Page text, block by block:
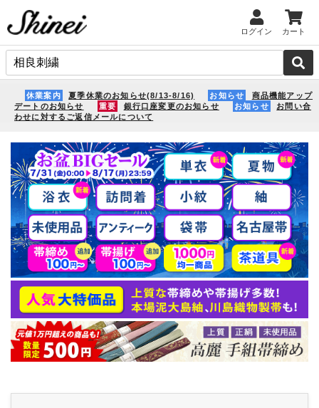
ログイン カート
休業案内 夏季休業のお知らせ(8/13-8/16) お知らせ
商品機能アップ
デートのお知らせ
重要 銀行口座変更のお知らせ お知らせ
お問い合
わせに対するご返信メールについて